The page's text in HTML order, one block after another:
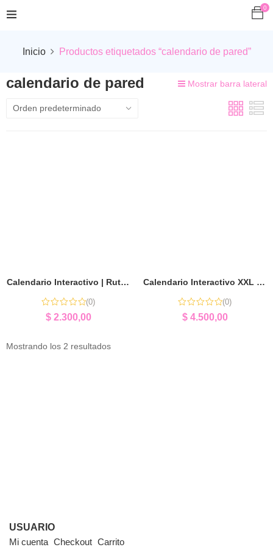
0
Inicio Productos etiquetados “calendario de pared”
calendario de pared Mostrar barra lateral
Calendario Interactivo | Rutinas, Tiempo y Aprendizaje
(0)
$2.300,00
Calendario Interactivo XXL | Herramienta Pedagógica para Aula
(0)
$4.500,00
Mostrando los 2 resultados
USUARIO
Mi cuenta Checkout Carrito